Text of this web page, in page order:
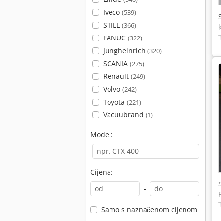
Iveco (539)
STILL (366)
FANUC (322)
Jungheinrich (320)
SCANIA (275)
Renault (249)
Volvo (242)
Toyota (221)
Vacuubrand (1)
Model:
Cijena:
-
Samo s naznačenom cijenom